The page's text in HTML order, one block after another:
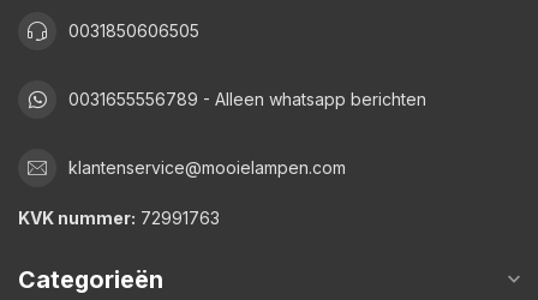
0031850606505
0031655556789 - Alleen whatsapp berichten
klantenservice@mooielampen.com
KVK nummer: 72991763
Categorieën